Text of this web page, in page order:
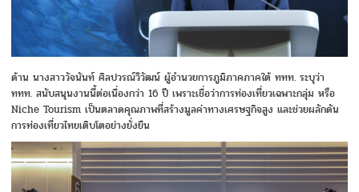
ด้าน นางสาววัจนันท์ ศิลปวรณ์วิวัฒน์ ผู้อำนวยการภูมิภาคภาคใต้ ททท. ระบุว่า
ททท. สนับสนุนงานนี้ต่อเนื่องกว่า 16 ปี เพราะเชื่อว่าการท่องเที่ยวเฉพาะกลุ่ม หรือ
Niche Tourism เป็นตลาดคุณภาพที่สร้างมูลค่าทางเศรษฐกิจสูง และช่วยผลักดัน
การท่องเที่ยวไทยเติบโตอย่างยั่งยืน